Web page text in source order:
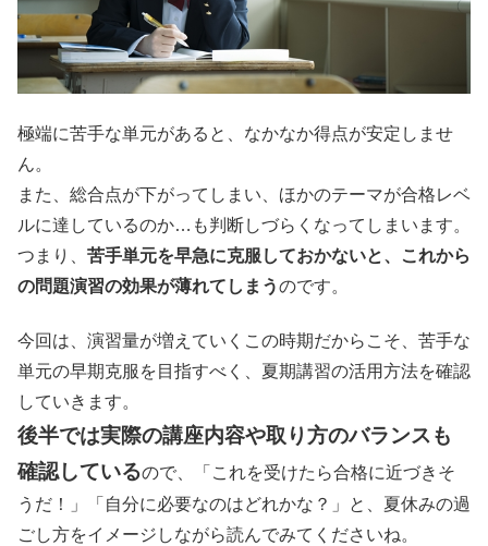
極端に苦手な単元があると、なかなか得点が安定しませ
ん。
また、総合点が下がってしまい、ほかのテーマが合格レベ
ルに達しているのか…も判断しづらくなってしまいます。
つまり、 苦手単元を早急に克服しておかないと、これから
の問題演習の効果が薄れてしまうのです。
今回は、演習量が増えていくこの時期だからこそ、苦手な
単元の早期克服を目指すべく、夏期講習の活用方法を確認
していきます。
後半では実際の講座内容や取り方のバランスも
確認しているので、「これを受けたら合格に近づきそ
うだ！」「自分に必要なのはどれかな？」と、夏休みの過
ごし方をイメージしながら読んでみてくださいね。